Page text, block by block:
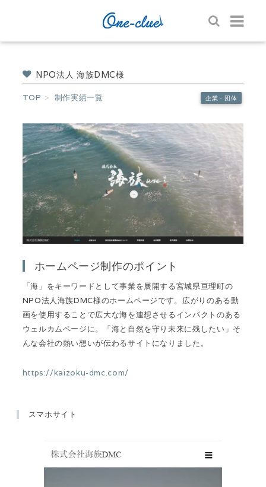
NPO法人 海族DMC様
TOP 制作実績一覧 企業・団体
ホームページ制作のポイント
「海」をキーワードとして事業を展開する宮城県亘理町の
NPO法人海族DMC様のホームページです。広がりのある動
画を使用することで広大な海を連想させるインパクトのある
ウェルカムページに。「海と自然を守り未来に残したい」そ
んな会社の熱い想いが伝わるサイトになりました。
https://kaizoku-dmc.com/
スマホサイト